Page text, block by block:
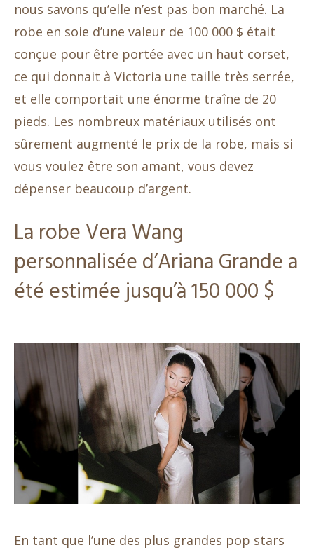
nous savons qu’elle n’est pas bon marché. La
robe en soie d’une valeur de 100 000 $ était
conçue pour être portée avec un haut corset,
ce qui donnait à Victoria une taille très serrée,
et elle comportait une énorme traîne de 20
pieds. Les nombreux matériaux utilisés ont
sûrement augmenté le prix de la robe, mais si
vous voulez être son amant, vous devez
dépenser beaucoup d’argent.
La robe Vera Wang
personnalisée d’Ariana Grande a
été estimée jusqu’à 150 000 $
En tant que l’une des plus grandes pop stars